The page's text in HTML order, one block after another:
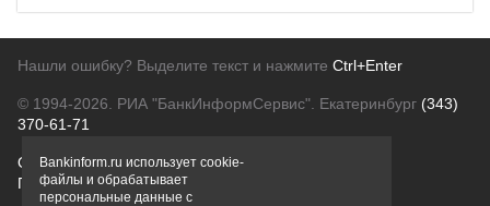
Нашли ошибку? Выделите текст и нажмите Ctrl+Enter
© 1994-2026. РИА "БанкИнформСервис". Екатеринбург (343)
370-61-71
О проектеПолитика конфиденциальности
Правовая информацияДля рекламодателей
Bankinform.ru использует cookie-
файлы и обрабатывает
персональные данные с